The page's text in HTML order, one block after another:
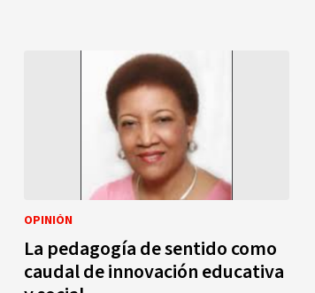
OPINIÓN
La pedagogía de sentido como
caudal de innovación educativa